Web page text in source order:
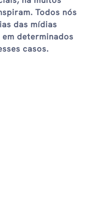
Todos nós
das mídias
determinados
casos.